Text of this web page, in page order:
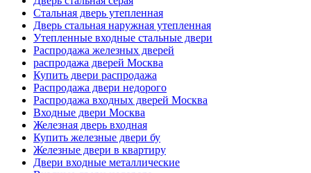
Стальная дверь утепленная
Дверь стальная наружная утепленная
Утепленные входные стальные двери
Распродажа железных дверей
распродажа дверей Москва
Купить двери распродажа
Распродажа двери недорого
Распродажа входных дверей Москва
Входные двери Москва
Железная дверь входная
Купить железные двери бу
Железные двери в квартиру
Двери входные металлические